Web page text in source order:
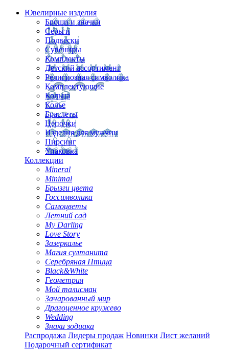
Ювелирные изделия
Броши и значки
Серьги
Подвески
Сувениры
Комплекты
Детский ассортимент
Религиозная символика
Комплектующие
Кольца
Колье
Браслеты
Цепочки
Изделия для мужчин
Пирсинг
Упаковка
Коллекции
Mineral
Minimal
Брызги цвета
Госсимволика
Самоцветы
Летний сад
My Darling
Love Story
Зазеркалье
Магия султанита
Серебряная Птица
Black&White
Геометрия
Мой талисман
Зачарованный мир
Драгоценное кружево
Wedding
Знаки зодиака
Распродажа Лидеры продаж Новинки Лист желаний
Подарочный сертификат